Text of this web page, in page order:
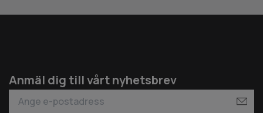
Anmäl dig till vårt nyhetsbrev